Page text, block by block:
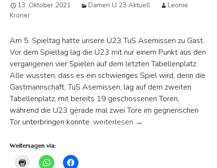
13. Oktober 2021 Damen U 23 Aktuell
Leonie
Kröner
Am 5. Spieltag hatte unsere U23 TuS Asemissen zu Gast.
Vor dem Spieltag lag die U23 mit nur einem Punkt aus den
vergangenen vier Spielen auf dem letzten Tabellenplatz.
Alle wussten, dass es ein schwieriges Spiel wird, denn die
Gastmannschaft, TuS Asemissen, lag auf dem zweiten
Tabellenplatz, mit bereits 19 geschossenen Toren,
während die U23 gerade mal zwei Tore im gegnerischen
Tor unterbringen konnte. Erster Saisonsieg der U23
weiterlesen →
Weitersagen via: